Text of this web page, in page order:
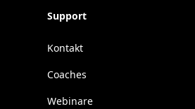
Support
Kontakt
Coaches
Webinare